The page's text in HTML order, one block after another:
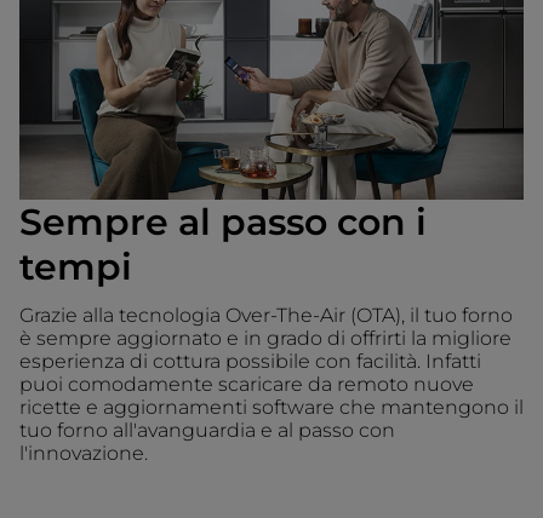
Sempre al passo con i
tempi
Grazie alla tecnologia Over-The-Air (OTA), il tuo forno
è sempre aggiornato e in grado di offrirti la migliore
esperienza di cottura possibile con facilità. Infatti
puoi comodamente scaricare da remoto nuove
ricette e aggiornamenti software che mantengono il
tuo forno all'avanguardia e al passo con
l'innovazione.